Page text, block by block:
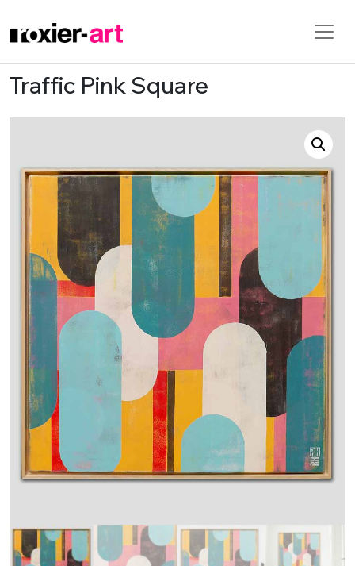
Skip to main content
Traffic Pink Square